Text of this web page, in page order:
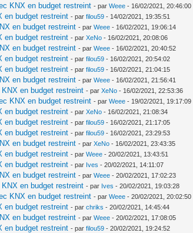
KNX en budget restreint - parWeee - 16/02/2021, 20:46:00
en budget restreint - parfilou59 - 14/02/2021, 19:35:51
en budget restreint - parWeee - 16/02/2021, 19:06:14
en budget restreint - parXeNo - 16/02/2021, 20:08:06
en budget restreint - parWeee - 16/02/2021, 20:40:52
en budget restreint - parfilou59 - 16/02/2021, 20:54:02
en budget restreint - parfilou59 - 16/02/2021, 21:04:15
en budget restreint - parWeee - 16/02/2021, 21:56:41
en budget restreint - parXeNo - 16/02/2021, 22:53:36
KNX en budget restreint - parWeee - 19/02/2021, 19:17:09
en budget restreint - parXeNo - 16/02/2021, 21:08:34
en budget restreint - parfilou59 - 16/02/2021, 21:17:05
en budget restreint - parfilou59 - 16/02/2021, 23:29:53
en budget restreint - parXeNo - 16/02/2021, 23:43:35
en budget restreint - parWeee - 20/02/2021, 13:43:51
en budget restreint - par Ives - 20/02/2021, 14:11:07
en budget restreint - parWeee - 20/02/2021, 17:02:23
en budget restreint - par Ives - 20/02/2021, 19:03:28
KNX en budget restreint - parWeee - 20/02/2021, 20:02:50
en budget restreint - parchriks - 20/02/2021, 14:45:44
en budget restreint - parWeee - 20/02/2021, 17:08:05
en budget restreint - parfilou59 - 20/02/2021, 19:24:52